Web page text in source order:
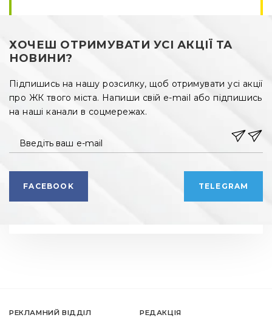
ХОЧЕШ ОТРИМУВАТИ УСІ АКЦІЇ ТА
НОВИНИ?
Підпишись на нашу розсилку, щоб отримувати усі акції
про ЖК твого міста. Напиши свій e-mail або підпишись
на наші канали в соцмережах.
Введіть ваш e-mail
FACEBOOK TELEGRAM
РЕКЛАМНИЙ ВІДДІЛ
РЕДАКЦІЯ